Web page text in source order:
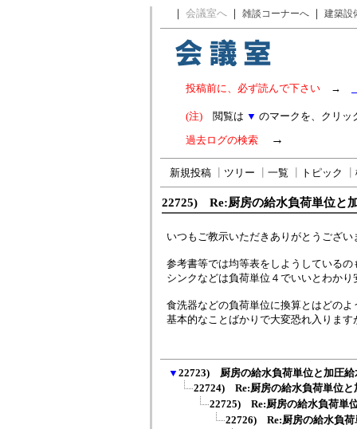
｜ 会議室へ ｜ 雑談コーナーへ ｜ 建築設
投稿前に、必ず読んで下さい →
(注) 閲覧は ▼ のマークを、クリッ
過去ログの検索 →
新規投稿 ツリー 一覧 トピック
22725) Re:厨房の給水負荷単位と
いつもご教示いただきありがとうござい
参考書等では均等表をしようしている
シンクなどは負荷単位４でいいとわかり
食洗器などの負荷単位に換算とはどの
基本的なことばかりで大変恐れ入りま
▼ 22723) 厨房の給水負荷単位と加圧給
22724) Re:厨房の給水負荷単位と
22725) Re:厨房の給水負荷単
22726) Re:厨房の給水負荷